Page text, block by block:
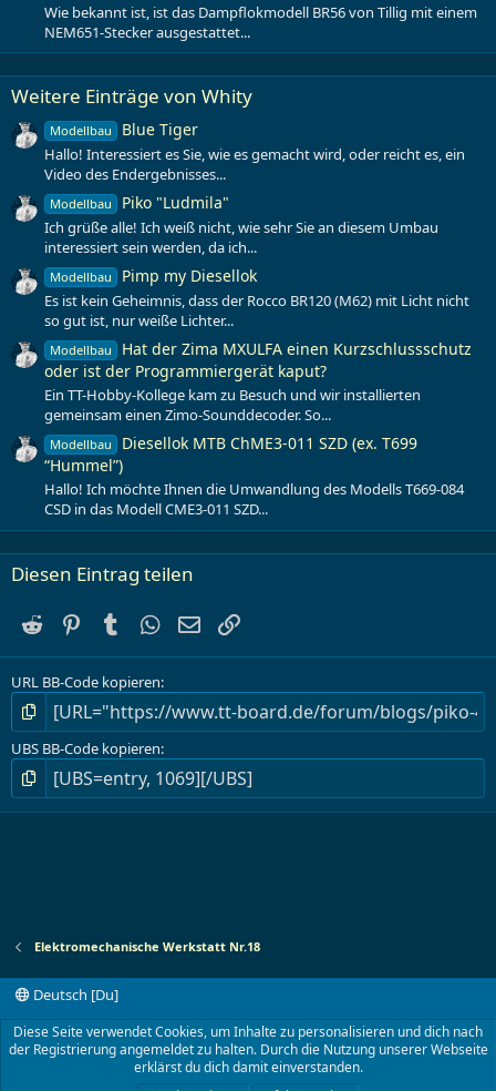
Wie bekannt ist, ist das Dampflokmodell BR56 von Tillig mit einem
NEM651-Stecker ausgestattet...
Weitere Einträge von Whity
Modellbau Blue Tiger
Hallo! Interessiert es Sie, wie es gemacht wird, oder reicht es, ein
Video des Endergebnisses...
Modellbau Piko "Ludmila"
Ich grüße alle! Ich weiß nicht, wie sehr Sie an diesem Umbau
interessiert sein werden, da ich...
Modellbau Pimp my Diesellok
Es ist kein Geheimnis, dass der Rocco BR120 (M62) mit Licht nicht
so gut ist, nur weiße Lichter...
Modellbau
Hat der Zima MXULFA einen Kurzschlussschutz
oder ist der Programmiergerät kaput?
Ein TT-Hobby-Kollege kam zu Besuch und wir installierten
gemeinsam einen Zimo-Sounddecoder. So...
Modellbau
Diesellok MTB ChME3-011 SZD (ex. T699
“Hummel”)
Hallo! Ich möchte Ihnen die Umwandlung des Modells T669-084
CSD in das Modell CME3-011 SZD...
Diesen Eintrag teilen
Reddit PinterestTumblr WhatsApp
E-Mail
URL BB-Code kopieren
UBS BB-Code kopieren
Elektromechanische Werkstatt Nr.18
Deutsch [Du]
Kontakt
Nutzungsbedingungen
Datenschutz
Hilfe und Impressum
Start
R
S
Community platform by XenForo® © 2010-2024 XenForo Ltd.
Diese Seite verwendet Cookies, um Inhalte zu personalisieren und dich nach
der Registrierung angemeldet zu halten. Durch die Nutzung unserer Webseite
erklärst du dich damit einverstanden.